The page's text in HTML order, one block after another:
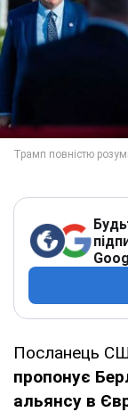
Посланець
пропонує
альянсу в